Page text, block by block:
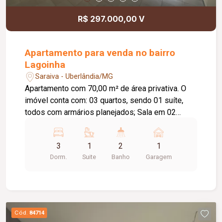
R$ 297.000,00 V
Apartamento para venda no bairro
Lagoinha
Saraiva - Uberlândia/MG
Apartamento com 70,00 m² de área privativa. O
imóvel conta com: 03 quartos, sendo 01 suíte,
todos com armários planejados; Sala em 02
Banheiro social; Hall de circulação; Área de
serviço com armários planejados; 01 vaga de
garagem; O condomínio oferece: Portaria 24
planejados nos quartos, banheiros, cozinha e área
de serviço; Ambientes bem distribuídos,
3
Dorm.
1
Suite
2
Banho
1
Garagem
Cód. 84714